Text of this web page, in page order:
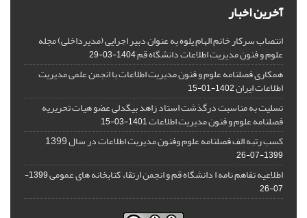
آخرین اخبار
انتصاب سرکار خانم الهام یلوه به عنوان دبیر اجرایی (مدیرداخلی) مجله
علوم و فنون مدیریت اطلاعات دانشگاه قم1404-03-29
همکاری فصلنامه علوم و فنون مدیریت اطلاعات با انجمن علمی مدیریت
اطلاعات ایران1402-01-15
تسلیت به مناسبت درگذشت استاد زاهد بیگدلی عضو هیات تحریریه
فصلنامه علوم و فنون مدیریت اطلاعات1401-03-15
کسب رتبه الف فصلنامه علوم وفنون مدیریت اطلاعات در سال 1399
1399-07-26
اطلاعیه تفاهم نامه ا دانشگاه قم و انجمن ارتقاء کتابخانه های عمومی
1399-
07-26